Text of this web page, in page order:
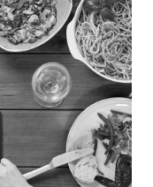
στη μείωση της